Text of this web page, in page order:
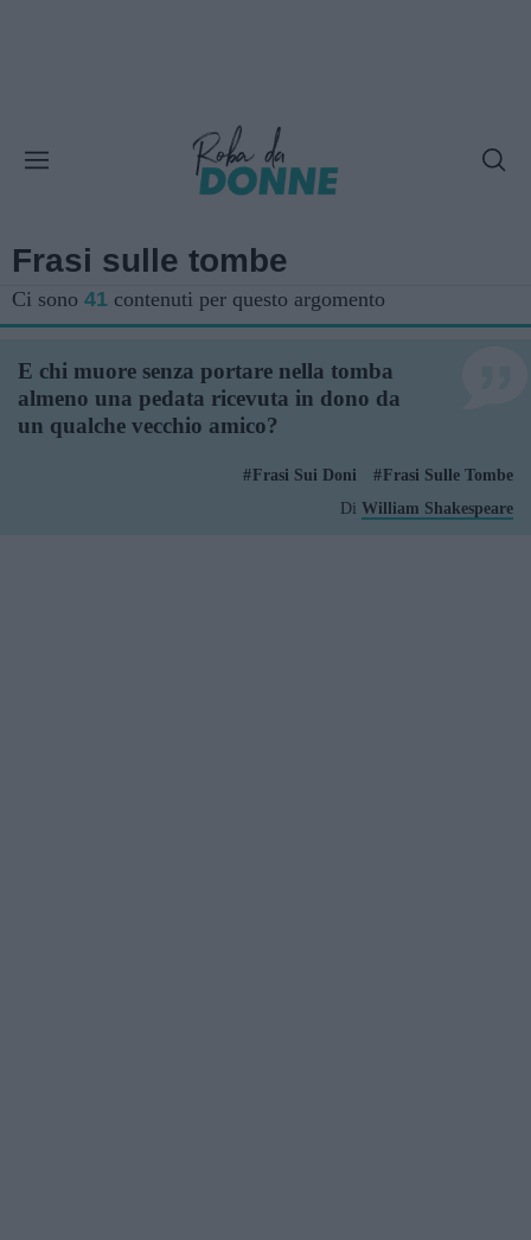
Frasi sulle tombe
Ci sono 41 contenuti per questo argomento
E chi muore senza portare nella tomba
almeno una pedata ricevuta in dono da
un qualche vecchio amico?
Frasi Sui Doni
Frasi Sulle Tombe
Di William Shakespeare